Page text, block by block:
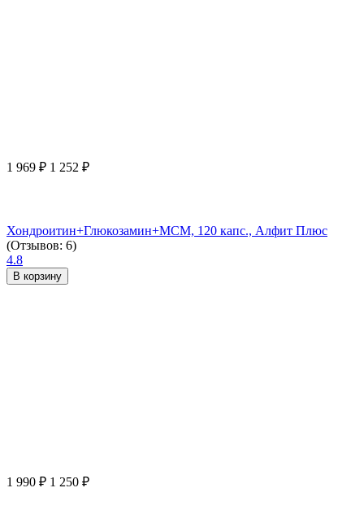
1 969 ₽ 1 252 ₽
Хондроитин+Глюкозамин+МСМ, 120 капс., Алфит Плюс
(Отзывов: 6)
4.8
В корзину
1 990 ₽ 1 250 ₽